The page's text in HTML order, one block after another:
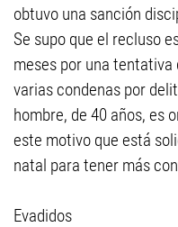
obtuvo una sanción
Se supo que el recluso
meses por una tentativa
varias condenas por
hombre, de 40 años, es
este motivo que está
natal para tener más
Evadidos